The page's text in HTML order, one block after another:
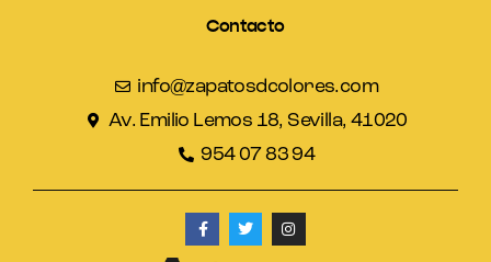
Contacto
info@zapatosdcolores.com
Av. Emilio Lemos 18, Sevilla, 41020
954 07 83 94